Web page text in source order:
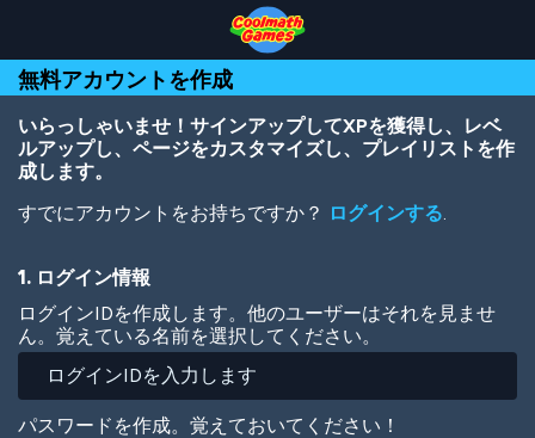
Top
of
Page
Navigation
Main
Content
Footer
ン
コ
ン
移
無料アカウントを作成
いらっしゃいませ！サインアップしてXPを獲得し、レベ
ルアップし、ページをカスタマイズし、プレイリストを作
成します。
すでにアカウントをお持ちですか？ ログインする.
1. ログイン情報
ログインIDを作成します。他のユーザーはそれを見ませ
ん。覚えている名前を選択してください。
パスワードを作成。覚えておいてください！